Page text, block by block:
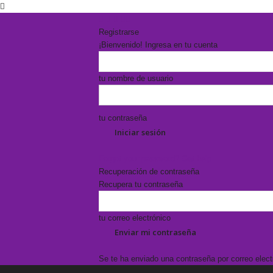
Registrarse
¡Bienvenido! Ingresa en tu cuenta
tu nombre de usuario
tu contraseña
Recuperación de contraseña
Recupera tu contraseña
tu correo electrónico
Se te ha enviado una contraseña por correo